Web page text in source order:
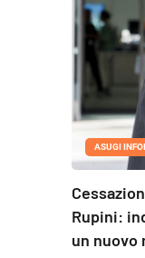
ASUGI
Rupini:
un nuovo